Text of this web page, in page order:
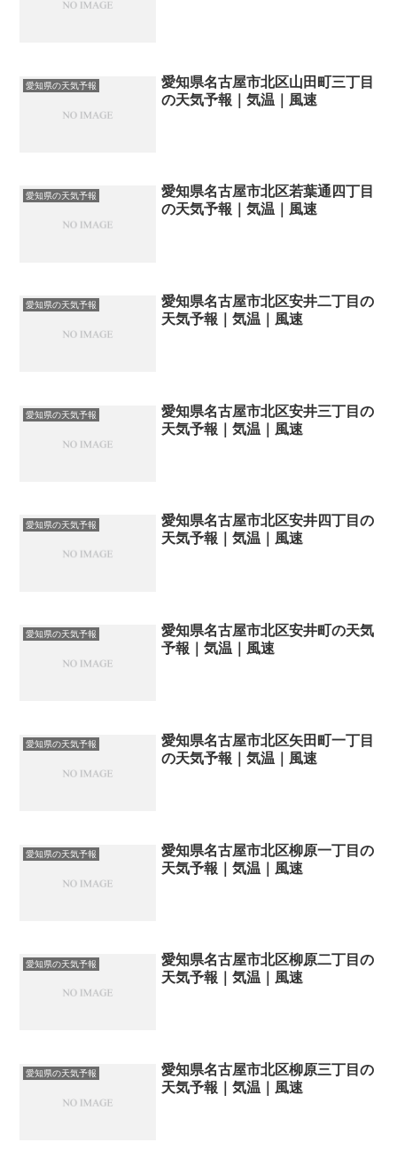
愛知県の天気予報
愛知県名古屋市北区山田町三丁目
の天気予報｜気温｜風速
愛知県の天気予報
愛知県名古屋市北区若葉通四丁目
の天気予報｜気温｜風速
愛知県の天気予報
愛知県名古屋市北区安井二丁目の
天気予報｜気温｜風速
愛知県の天気予報
愛知県名古屋市北区安井三丁目の
天気予報｜気温｜風速
愛知県の天気予報
愛知県名古屋市北区安井四丁目の
天気予報｜気温｜風速
愛知県の天気予報
愛知県名古屋市北区安井町の天気
予報｜気温｜風速
愛知県の天気予報
愛知県名古屋市北区矢田町一丁目
の天気予報｜気温｜風速
愛知県の天気予報
愛知県名古屋市北区柳原一丁目の
天気予報｜気温｜風速
愛知県の天気予報
愛知県名古屋市北区柳原二丁目の
天気予報｜気温｜風速
愛知県の天気予報
愛知県名古屋市北区柳原三丁目の
天気予報｜気温｜風速